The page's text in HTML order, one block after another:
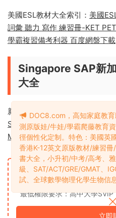
Source寫作 Complete
美國ESL教材大全索引：
詞彙 聽力 寫作 練習冊-KET
學霸複習備考利器 百度網盤下載
Singapore SAP新
大全
新加坡教材大全索引：新加坡英
SAP Learning
Mathematics_Visible Thinking
DOC8.com，高知家庭教
測原版娃/牛娃/學霸爬藤教育
徑個性化定制。特色：美國英
香港K-12英文原版教材/練習
書大全，小升初/中考/高考、
級、SAT/ACT/GRE/GMAT、
試、全球數學物理化學生物信